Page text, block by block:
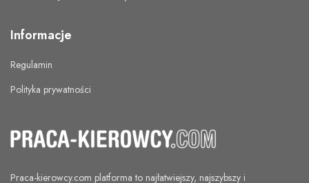
Informacje
Regulamin
Polityka prywatności
Praca-kierowcy.com platforma to najłatwiejszy, najszybszy i